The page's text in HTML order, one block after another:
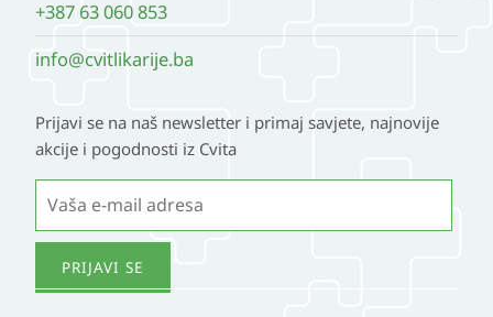
+387 63 060 853
info@cvitlikarije.ba
Prijavi se na naš newsletter i primaj savjete, najnovije
akcije i pogodnosti iz Cvita